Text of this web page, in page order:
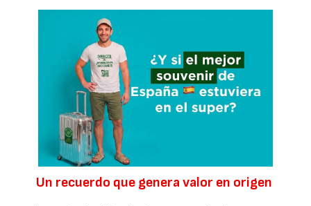
Un recuerdo que genera valor en origen